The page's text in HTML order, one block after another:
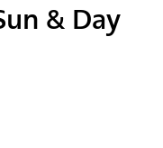
& Day